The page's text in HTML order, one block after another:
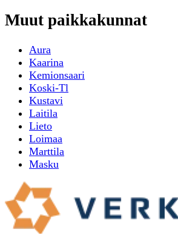
Muut paikkakunnat
Aura
Kaarina
Kemionsaari
Koski-Tl
Kustavi
Laitila
Lieto
Loimaa
Marttila
Masku